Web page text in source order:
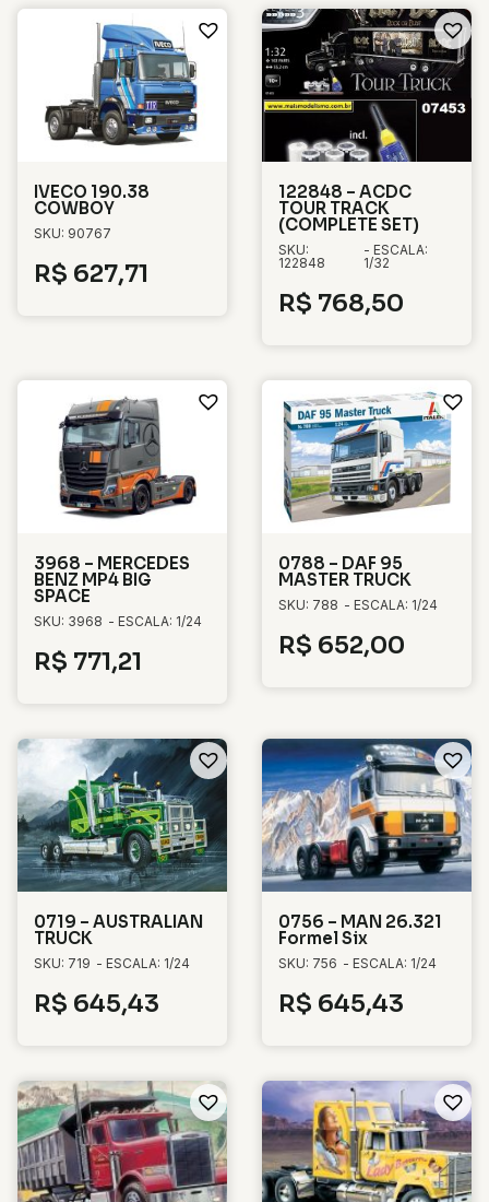
IVECO 190.38
COWBOY
SKU: 90767
R$ 627,71
122848 – ACDC
TOUR TRACK
(COMPLETE SET)
SKU:
122848
- ESCALA:
1/32
R$ 768,50
3968 – MERCEDES
BENZ MP4 BIG
SPACE
SKU: 3968 - ESCALA: 1/24
R$ 771,21
0788 – DAF 95
MASTER TRUCK
SKU: 788 - ESCALA: 1/24
R$ 652,00
0719 – AUSTRALIAN
TRUCK
SKU: 719 - ESCALA: 1/24
R$ 645,43
0756 – MAN 26.321
Formel Six
SKU: 756 - ESCALA: 1/24
R$ 645,43